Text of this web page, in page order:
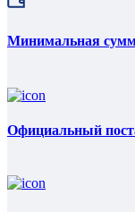
Минимальная
Официальный